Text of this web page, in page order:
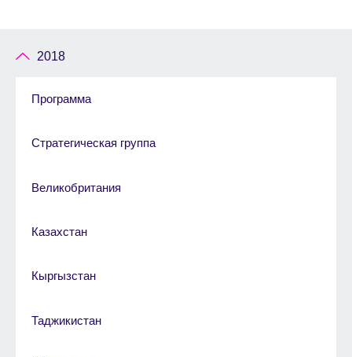
2018
Программа
Стратегическая группа
Великобритания
Казахстан
Кыргызстан
Таджикистан